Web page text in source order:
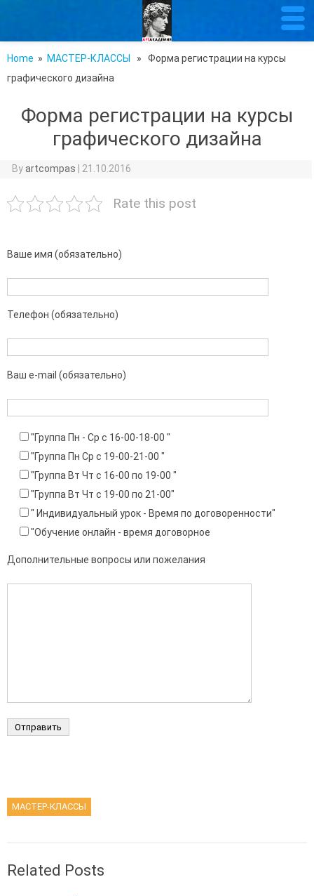
Home » МАСТЕР-КЛАССЫ
» Форма регистрации на курсы
графического дизайна
Форма регистрации на курсы
графического дизайна
Byartcompas | 21.10.2016
Rate this post
Ваше имя (обязательно)
Телефон (обязательно)
Ваш e-mail (обязательно)
"Группа Пн - Ср с 16-00-18-00 "
"Группа Пн Ср с 19-00-21-00 "
"Группа Вт Чт с 16-00 по 19-00 "
"Группа Вт Чт с 19-00 по 21-00"
" Индивидуальный урок - Время по договоренности"
"Обучение онлайн - время договорное
Дополнительные вопросы или пожелания
МАСТЕР-КЛАССЫ
Related Posts